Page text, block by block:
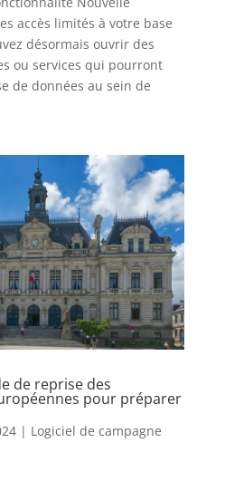
accès limités à votre base
désormais ouvrir des
ou services qui pourront
de données au sein de
de reprise des
pour préparer
| Logiciel de campagne